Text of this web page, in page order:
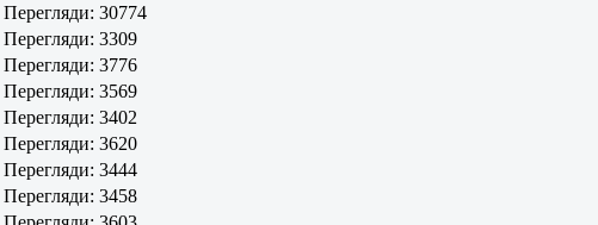
Перегляди: 30774
Перегляди: 3309
Перегляди: 3776
Перегляди: 3569
Перегляди: 3402
Перегляди: 3620
Перегляди: 3444
Перегляди: 3458